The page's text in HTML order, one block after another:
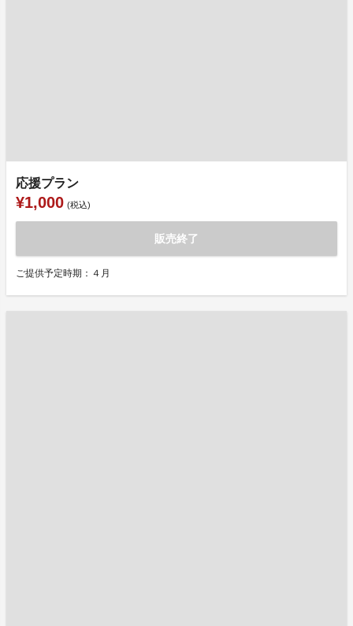
応援プラン
¥1,000 (税込)
販売終了
ご提供予定時期：４月